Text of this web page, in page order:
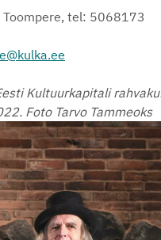
tel: 5068173
Kultuurkapitali
Foto Tarvo Tammeoks